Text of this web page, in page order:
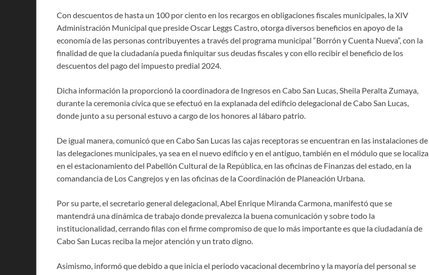
Con descuentos de hasta un 100 por ciento en los recargos en obligaciones fiscales municipales, la XIV
Administración Municipal que preside Oscar Leggs Castro, otorga diversos beneficios en apoyo de la
economía de las personas contribuyentes a través del programa municipal “Borrón y Cuenta Nueva”, con la
finalidad de que la ciudadanía pueda finiquitar sus deudas fiscales y con ello recibir el beneficio de los
descuentos del pago del impuesto predial 2024.
Dicha información la proporcionó la coordinadora de Ingresos en Cabo San Lucas, Sheila Peralta Zumaya,
durante la ceremonia cívica que se efectuó en la explanada del edificio delegacional de Cabo San Lucas,
donde junto a su personal estuvo a cargo de los honores al lábaro patrio.
De igual manera, comunicó que en Cabo San Lucas las cajas receptoras se encuentran en las instalaciones de
las delegaciones municipales, ya sea en el nuevo edificio y en el antiguo, también en el módulo que se localiza
en el estacionamiento del Pabellón Cultural de la República, en las oficinas de Finanzas del estado, en la
comandancia de Los Cangrejos y en las oficinas de la Coordinación de Planeación Urbana.
Por su parte, el secretario general delegacional, Abel Enrique Miranda Carmona, manifestó que se
mantendrá una dinámica de trabajo donde prevalezca la buena comunicación y sobre todo la
institucionalidad, cerrando filas con el firme compromiso de que lo más importante es que la ciudadanía de
Cabo San Lucas reciba la mejor atención y un trato digno.
Asimismo, informó que debido a que inicia el periodo vacacional decembrino y la mayoría del personal se